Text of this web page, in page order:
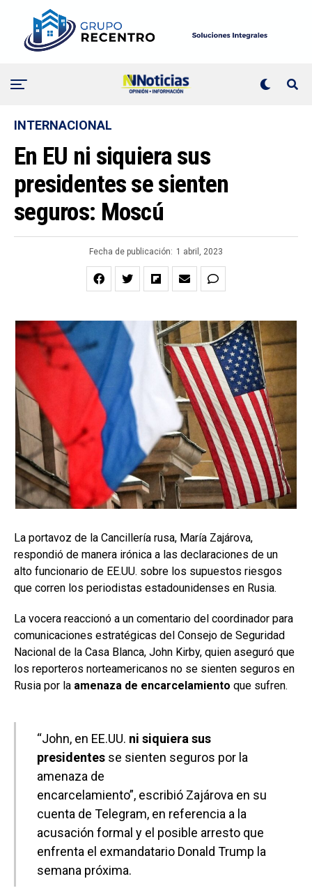
INTERNACIONAL
En EU ni siquiera sus
presidentes se sienten
seguros: Moscú
Fecha de publicación: 1 abril, 2023
La portavoz de la Cancillería rusa, María Zajárova,
respondió de manera irónica a las declaraciones de un
alto funcionario de EE.UU. sobre los supuestos riesgos
que corren los periodistas estadounidenses en Rusia.
La vocera reaccionó a un comentario del coordinador para
comunicaciones estratégicas del Consejo de Seguridad
Nacional de la Casa Blanca, John Kirby, quien aseguró que
los reporteros norteamericanos no se sienten seguros en
Rusia por la amenaza de encarcelamiento que sufren.
“John, en EE.UU. ni siquiera sus
presidentes se sienten seguros por la
amenaza de
encarcelamiento”, escribió Zajárova en su
cuenta de Telegram, en referencia a la
acusación formal y el posible arresto que
enfrenta el exmandatario Donald Trump la
semana próxima.